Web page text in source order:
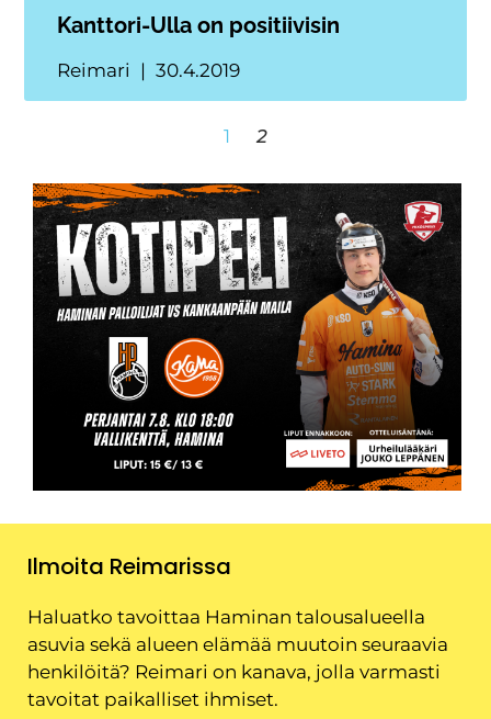
Kanttori-Ulla on positiivisin
Reimari 30.4.2019
1 2
Ilmoita Reimarissa
Haluatko tavoittaa Haminan talousalueella
asuvia sekä alueen elämää muutoin seuraavia
henkilöitä? Reimari on kanava, jolla varmasti
tavoitat paikalliset ihmiset.